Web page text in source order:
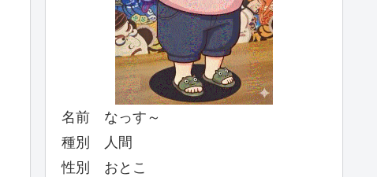
名前 なっす～
種別 人間
性別 おとこ